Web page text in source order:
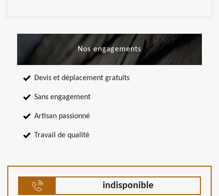
Nos engagements
Devis et déplacement gratuits
Sans engagement
Artisan passionné
Travail de qualité
indisponible